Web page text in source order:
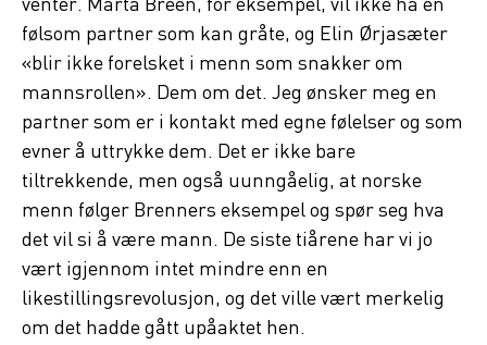
følsom partner som kan gråte, og Elin Ørjasæter
«blir ikke forelsket i menn som snakker om
mannsrollen». Dem om det. Jeg ønsker meg en
partner som er i kontakt med egne følelser og som
evner å uttrykke dem. Det er ikke bare
tiltrekkende, men også uunngåelig, at norske
menn følger Brenners eksempel og spør seg hva
det vil si å være mann. De siste tiårene har vi jo
vært igjennom intet mindre enn en
likestillingsrevolusjon, og det ville vært merkelig
om det hadde gått upåaktet hen.